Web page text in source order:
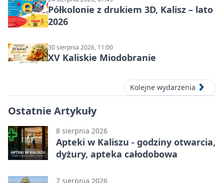
Półkolonie z drukiem 3D, Kalisz – lato
2026
30 sierpnia 2026, 11:00
XV Kaliskie Miodobranie
Kolejne wydarzenia
Ostatnie Artykuły
8 sierpnia 2026
Apteki w Kaliszu - godziny otwarcia,
dyżury, apteka całodobowa
7 sierpnia 2026